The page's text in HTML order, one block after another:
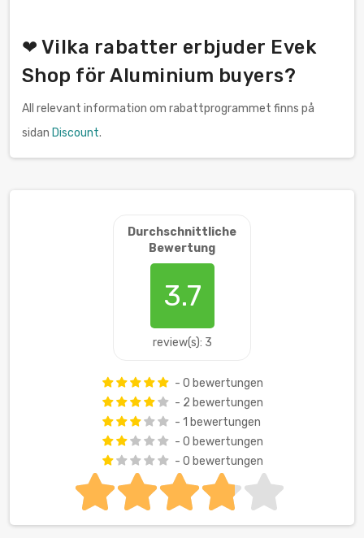
❤ Vilka rabatter erbjuder Evek
Shop för Aluminium buyers?
All relevant information om rabattprogrammet finns på
sidan Discount.
Durchschnittliche
Bewertung
3.7
review(s): 3
- 0 bewertungen
- 2 bewertungen
- 1 bewertungen
- 0 bewertungen
- 0 bewertungen